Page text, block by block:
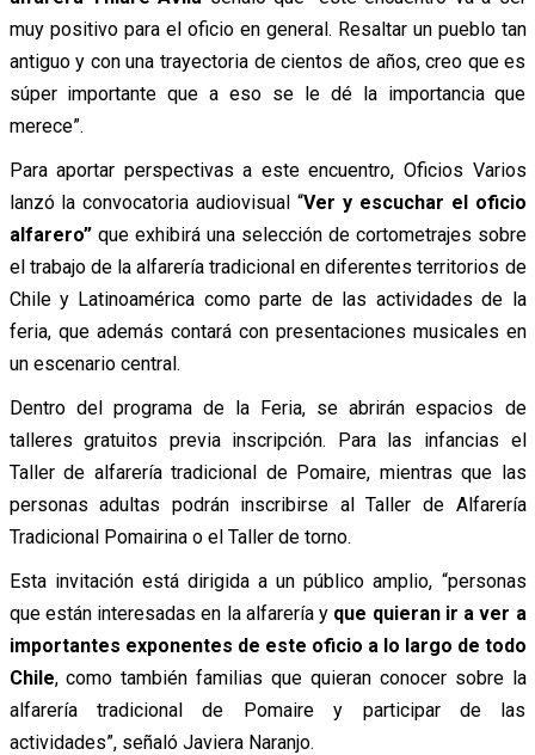
muy positivo para el oficio en general. Resaltar un pueblo tan
antiguo y con una trayectoria de cientos de años, creo que es
súper importante que a eso se le dé la importancia que
merece”.
Para aportar perspectivas a este encuentro, Oficios Varios
lanzó la convocatoria audiovisual “Ver y escuchar el oficio
alfarero”que exhibirá una selección de cortometrajes sobre
el trabajo de la alfarería tradicional en diferentes territorios de
Chile y Latinoamérica como parte de las actividades de la
feria, que además contará con presentaciones musicales en
un escenario central.
Dentro del programa de la Feria, se abrirán espacios de
talleres gratuitos previa inscripción. Para las infancias el
Taller de alfarería tradicional de Pomaire, mientras que las
personas adultas podrán inscribirse al Taller de Alfarería
Tradicional Pomairina o el Taller de torno.
Esta invitación está dirigida a un público amplio, “personas
que están interesadas en la alfarería y que quieran ir a ver a
importantes exponentes de este oficio a lo largo de todo
Chile, como también familias que quieran conocer sobre la
alfarería tradicional de Pomaire y participar de las
actividades”, señaló Javiera Naranjo.